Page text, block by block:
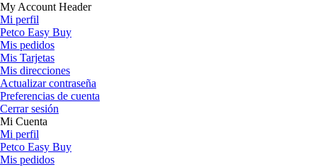
My Account Header
Mi perfil
Petco Easy Buy
Mis pedidos
Mis Tarjetas
Mis direcciones
Actualizar contraseña
Preferencias de cuenta
Cerrar sesión
Mi Cuenta
Mi perfil
Petco Easy Buy
Mis pedidos